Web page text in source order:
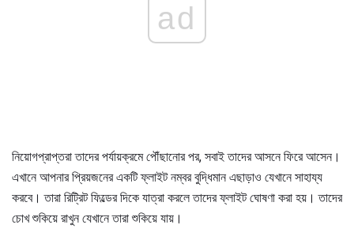
ad
নিয়োগপ্রাপ্তরা তাদের পর্যায়ক্রমে পৌঁছানোর পর, সবাই তাদের আসনে ফিরে আসেন।
এখানে আপনার প্রিয়জনের একটি ফ্লাইট নম্বর বুদ্ধিমান এছাড়াও যেখানে সাহায্য
করবে। তারা রিট্রিট ফিল্ডের দিকে যাত্রা করলে তাদের ফ্লাইট ঘোষণা করা হয়। তাদের
চোখ শুকিয়ে রাখুন যেখানে তারা শুকিয়ে যায়।